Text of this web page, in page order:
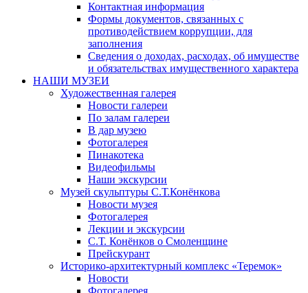
Контактная информация
Формы документов, связанных с
противодействием коррупции, для
заполнения
Сведения о доходах, расходах, об имуществе
и обязательствах имущественного характера
НАШИ МУЗЕИ
Художественная галерея
Новости галереи
По залам галереи
В дар музею
Фотогалерея
Пинакотека
Видеофильмы
Наши экскурсии
Музей скульптуры С.Т.Конёнкова
Новости музея
Фотогалерея
Лекции и экскурсии
С.Т. Конёнков о Смоленщине
Прейскурант
Историко-архитектурный комплекс «Теремок»
Новости
Фотогалерея